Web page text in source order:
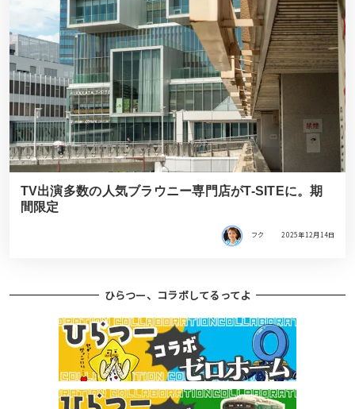
TV出演多数の人気ブラウニー専門店がT-SITEに。期
間限定
フク 2025年12月14日
ひらつー、コラボしてるってよ